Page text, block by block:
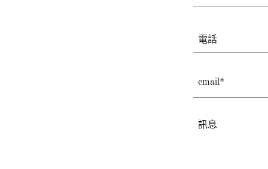
電話
email*